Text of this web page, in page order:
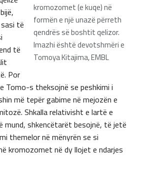
kromozomet (e kuqe) në
formën e një unazë përreth
qendrës së boshtit qelizor.
Imazhi është devotshmëri e
Tomoya Kitajima, EMBL
të
të
Por
Tomo-s theksojnë se peshkimi i
më tepër gabime në mejozën e
Shkalla relativisht e lartë e
mund, shkencëtarët besojnë, të jetë
themelor në mënyrën se si
kromozomet në dy llojet e ndarjes